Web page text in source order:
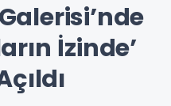
İzinde’